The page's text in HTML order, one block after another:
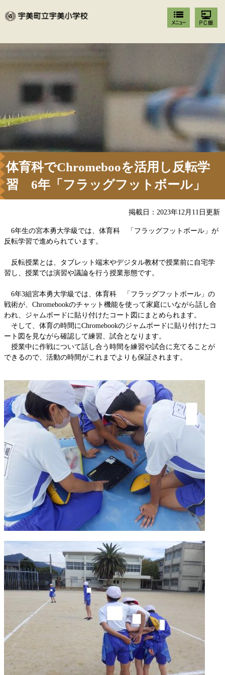
体育科でChromebooを活用し反転学
習 6年「フラッグフットボール」
掲載日：2023年12月11日更新
6年生の宮本勇大学級では、体育科 「フラッグフットボール」が
反転学習で進められています。
反転授業とは、タブレット端末やデジタル教材で授業前に自宅学
習し、授業では演習や議論を行う授業形態です。
6年3組宮本勇大学級では、体育科 「フラッグフットボール」の
戦術が、Chromebookのチャット機能を使って家庭にいながら話し合
われ、ジャムボードに貼り付けたコート図にまとめられます。
そして、体育の時間にChromebookのジャムボードに貼り付けたコ
ート図を見ながら確認して練習、試合となります。
授業中に作戦について話し合う時間を練習や試合に充てることが
できるので、活動の時間がこれまでよりも保証されます。